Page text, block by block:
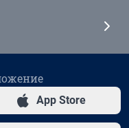
App Store